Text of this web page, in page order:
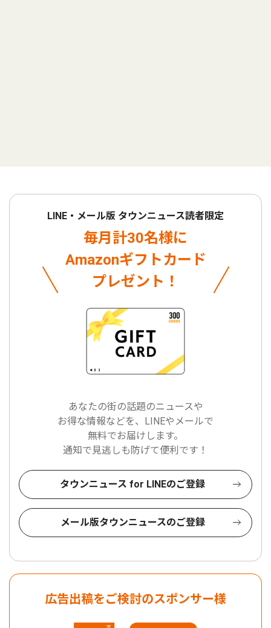
LINE・メール版 タウンニュース読者限定
毎月計30名様に
Amazonギフトカード
プレゼント！
あなたの街の話題のニュースや
お得な情報などを、LINEやメールで
無料でお届けします。
通知で見逃しも防げて便利です！
タウンニュース for LINEのご登録
メール版タウンニュースのご登録
広告出稿をご検討のスポンサー様